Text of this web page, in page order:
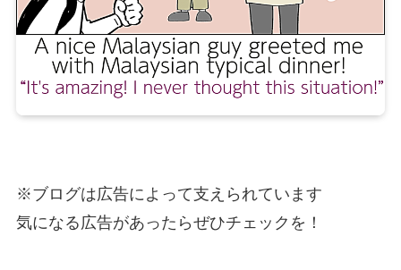
※ブログは広告によって支えられています
気になる広告があったらぜひチェックを！